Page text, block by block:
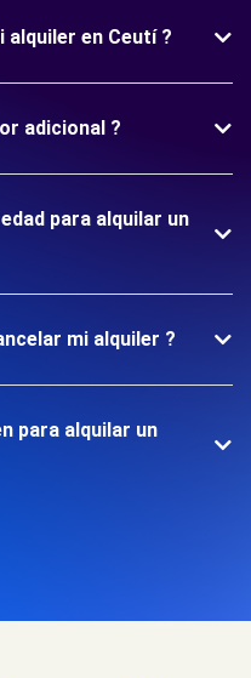
alquiler en Ceutí ?
adicional ?
para alquilar un
mi alquiler ?
para alquilar un